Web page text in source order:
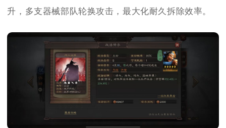
升，多支器械部队轮换攻击，最大化耐久拆除效率。